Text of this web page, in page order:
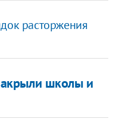
расторжения
школы и